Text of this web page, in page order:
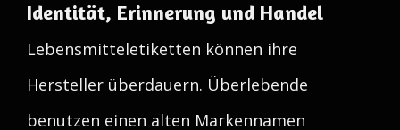
Identität, Erinnerung und Handel
Lebensmitteletiketten können ihre
Hersteller überdauern. Überlebende
benutzen einen alten Markennamen